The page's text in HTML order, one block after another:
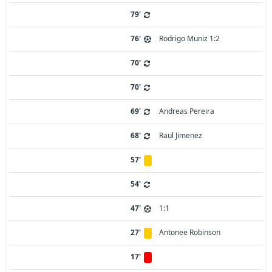
79'
76' Rodrigo Muniz 1:2
70'
70'
69' Andreas Pereira
68' Raul Jimenez
57'
54'
47' 1:1
27' Antonee Robinson
17'